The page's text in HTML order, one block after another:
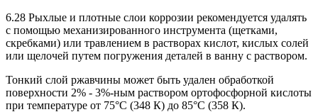
6.28 Рыхлые и плотные слои коррозии рекомендуется удалять
с помощью механизированного инструмента (щетками,
скребками) или травлением в растворах кислот, кислых солей
или щелочей путем погружения деталей в ванну с раствором.
Тонкий слой ржавчины может быть удален обработкой
поверхности 2% - 3%-ным раствором ортофосфорной кислоты
при температуре от 75°С (348 К) до 85°С (358 К).